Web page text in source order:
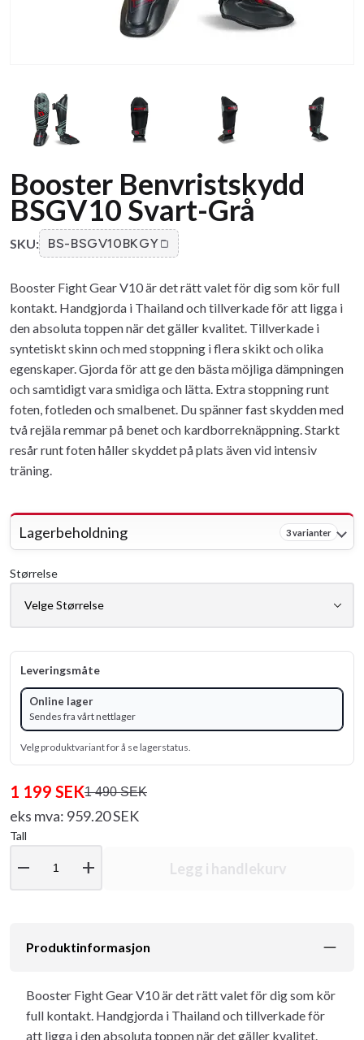
Booster Benvristskydd
BSGV10 Svart-Grå
SKU: BS-BSGV10BKGY
Booster Fight Gear V10 är det rätt valet för dig som kör full
kontakt. Handgjorda i Thailand och tillverkade för att ligga i
den absoluta toppen när det gäller kvalitet. Tillverkade i
syntetiskt skinn och med stoppning i flera skikt och olika
egenskaper. Gjorda för att ge den bästa möjliga dämpningen
och samtidigt vara smidiga och lätta. Extra stoppning runt
foten, fotleden och smalbenet. Du spänner fast skydden med
två rejäla remmar på benet och kardborreknäppning. Starkt
resår runt foten håller skyddet på plats även vid intensiv
träning.
Lagerbeholdning 3 varianter
Størrelse
Leveringsmåte
Online lager
Sendes fra vårt nettlager
Velg produktvariant for å se lagerstatus.
1 199 SEK1 490 SEK
eks mva: 959.20 SEK
Tall
remove add Legg i handlekurv
Produktinformasjon
Booster Fight Gear V10 är det rätt valet för dig som kör
full kontakt. Handgjorda i Thailand och tillverkade för
att ligga i den absoluta toppen när det gäller kvalitet.